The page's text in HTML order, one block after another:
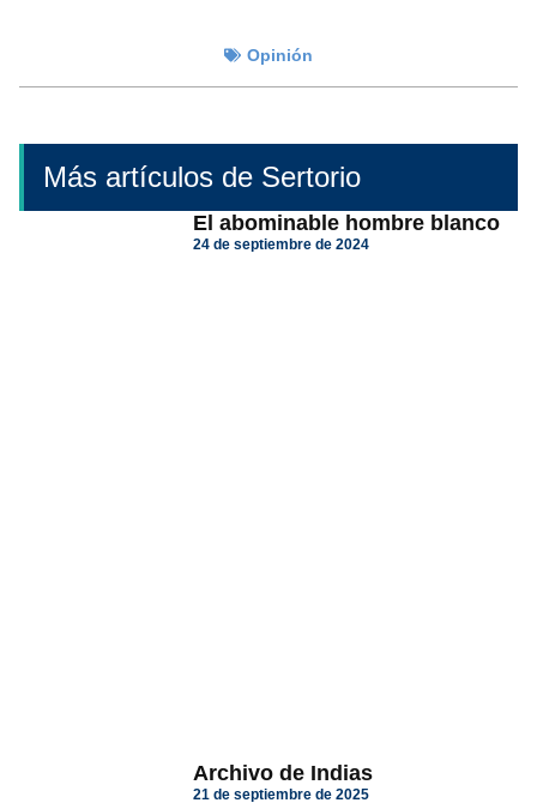
Opinión
Más artículos de Sertorio
El abominable hombre blanco
24 de septiembre de 2024
Archivo de Indias
21 de septiembre de 2025